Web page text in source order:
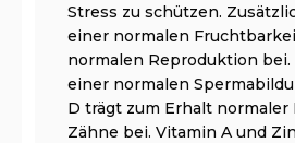
Stress zu schützen.
einer normalen
normalen Reproduktion bei.
einer normalen
D trägt zum Erhalt normaler
Zähne bei. Vitamin A und